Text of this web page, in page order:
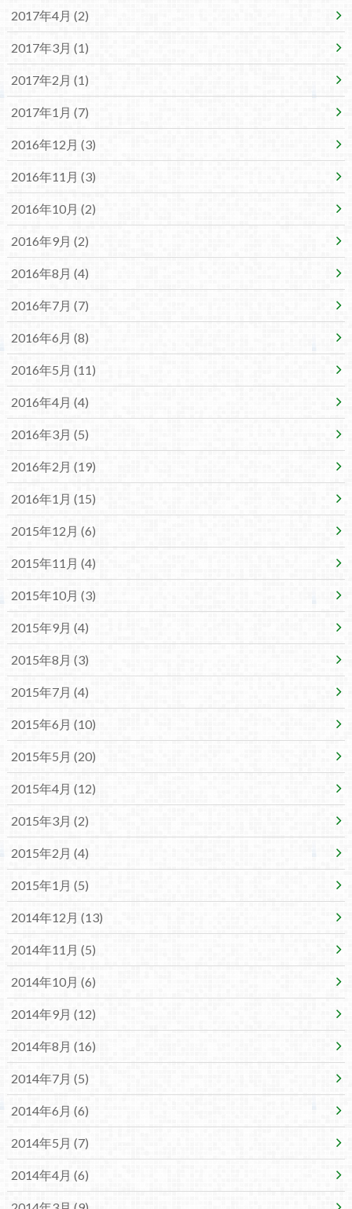
2017年4月 (2)
2017年3月 (1)
2017年2月 (1)
2017年1月 (7)
2016年12月 (3)
2016年11月 (3)
2016年10月 (2)
2016年9月 (2)
2016年8月 (4)
2016年7月 (7)
2016年6月 (8)
2016年5月 (11)
2016年4月 (4)
2016年3月 (5)
2016年2月 (19)
2016年1月 (15)
2015年12月 (6)
2015年11月 (4)
2015年10月 (3)
2015年9月 (4)
2015年8月 (3)
2015年7月 (4)
2015年6月 (10)
2015年5月 (20)
2015年4月 (12)
2015年3月 (2)
2015年2月 (4)
2015年1月 (5)
2014年12月 (13)
2014年11月 (5)
2014年10月 (6)
2014年9月 (12)
2014年8月 (16)
2014年7月 (5)
2014年6月 (6)
2014年5月 (7)
2014年4月 (6)